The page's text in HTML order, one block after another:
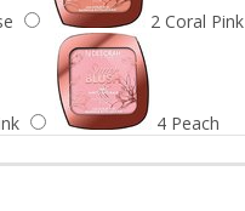
2 Coral Pink
4 Peach